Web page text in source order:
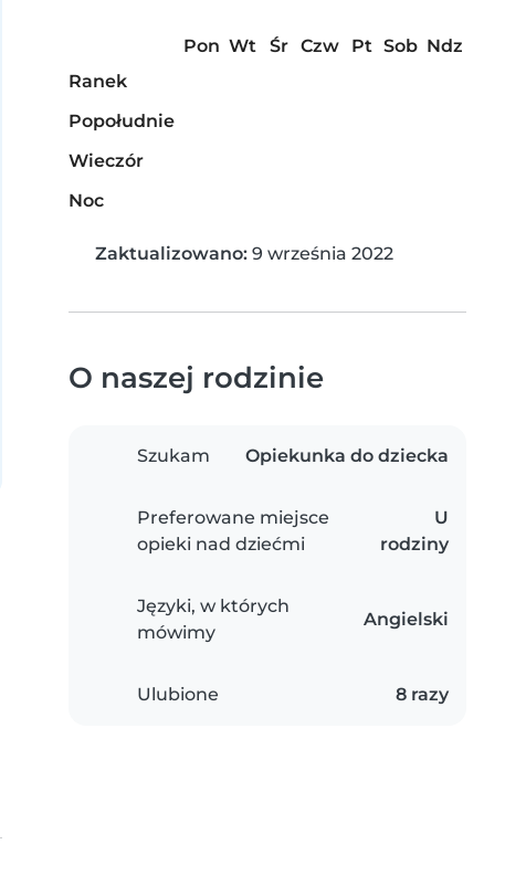
Pon Wt Śr Czw Pt Sob Ndz
Ranek
Popołudnie
Wieczór
Noc
Zaktualizowano: 9 września 2022
O naszej rodzinie
Szukam Opiekunka do dziecka
Preferowane miejsce
opieki nad dziećmi
U
rodziny
Języki, w których
mówimy
Angielski
Ulubione 8 razy